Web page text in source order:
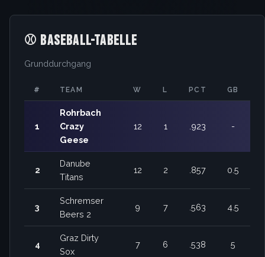
⚾ BASEBALL-TABELLE
Grunddurchgang
# TEAM W L PCT GB
1
Rohrbach
Crazy
Geese
12 1 .923 -
2
Danube
Titans
12 2 .857 0.5
3
Schremser
Beers 2
9 7 .563 4.5
4
Graz Dirty
Sox
7 6 .538 5